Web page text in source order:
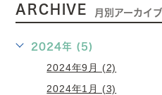
ARCHIVE 月別アーカイブ
2024年 (5)
2024年9月 (2)
2024年1月 (3)